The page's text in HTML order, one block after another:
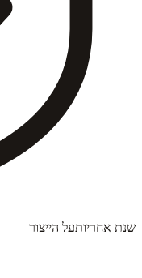
שנת אחריותעל הייצור